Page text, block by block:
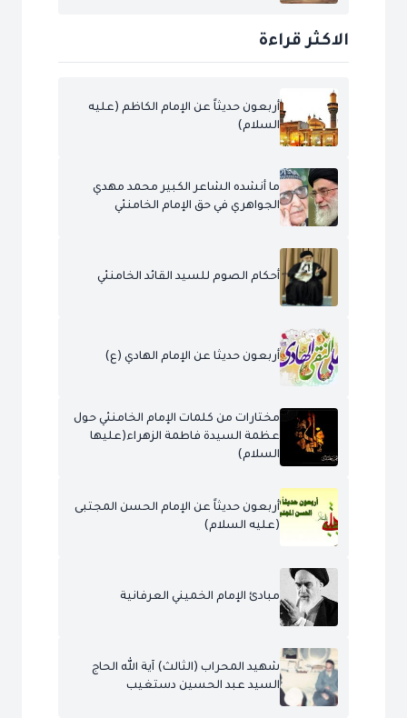
الاكثر قراءة
أربعون حديثاً عن الإمام الكاظم (عليه
السلام)
ما أنشده الشاعر الكبير محمد مهدي
الجواهري في حق الإمام الخامنئي
أحكام الصوم للسيد القائد الخامنئي
أربعون حديثا عن الإمام الهادي (ع)
مختارات من كلمات الإمام الخامنئي حول
عظمة السيدة فاطمة الزهراء(عليها
السلام)
أربعون حديثاً عن الإمام الحسن المجتبى
(عليه السلام)
مبادئ الإمام الخميني العرفانية
شهيد المحراب (الثالث) آية الله الحاج
السيد عبد الحسين دستغيب